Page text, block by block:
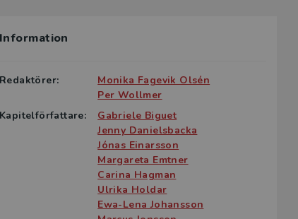
Information
Redaktörer:
Monika Fagevik Olsén
Per Wollmer
Kapitelförfattare:
Gabriele Biguet
Jenny Danielsbacka
Jónas Einarsson
Margareta Emtner
Carina Hagman
Ulrika Holdar
Ewa-Lena Johansson